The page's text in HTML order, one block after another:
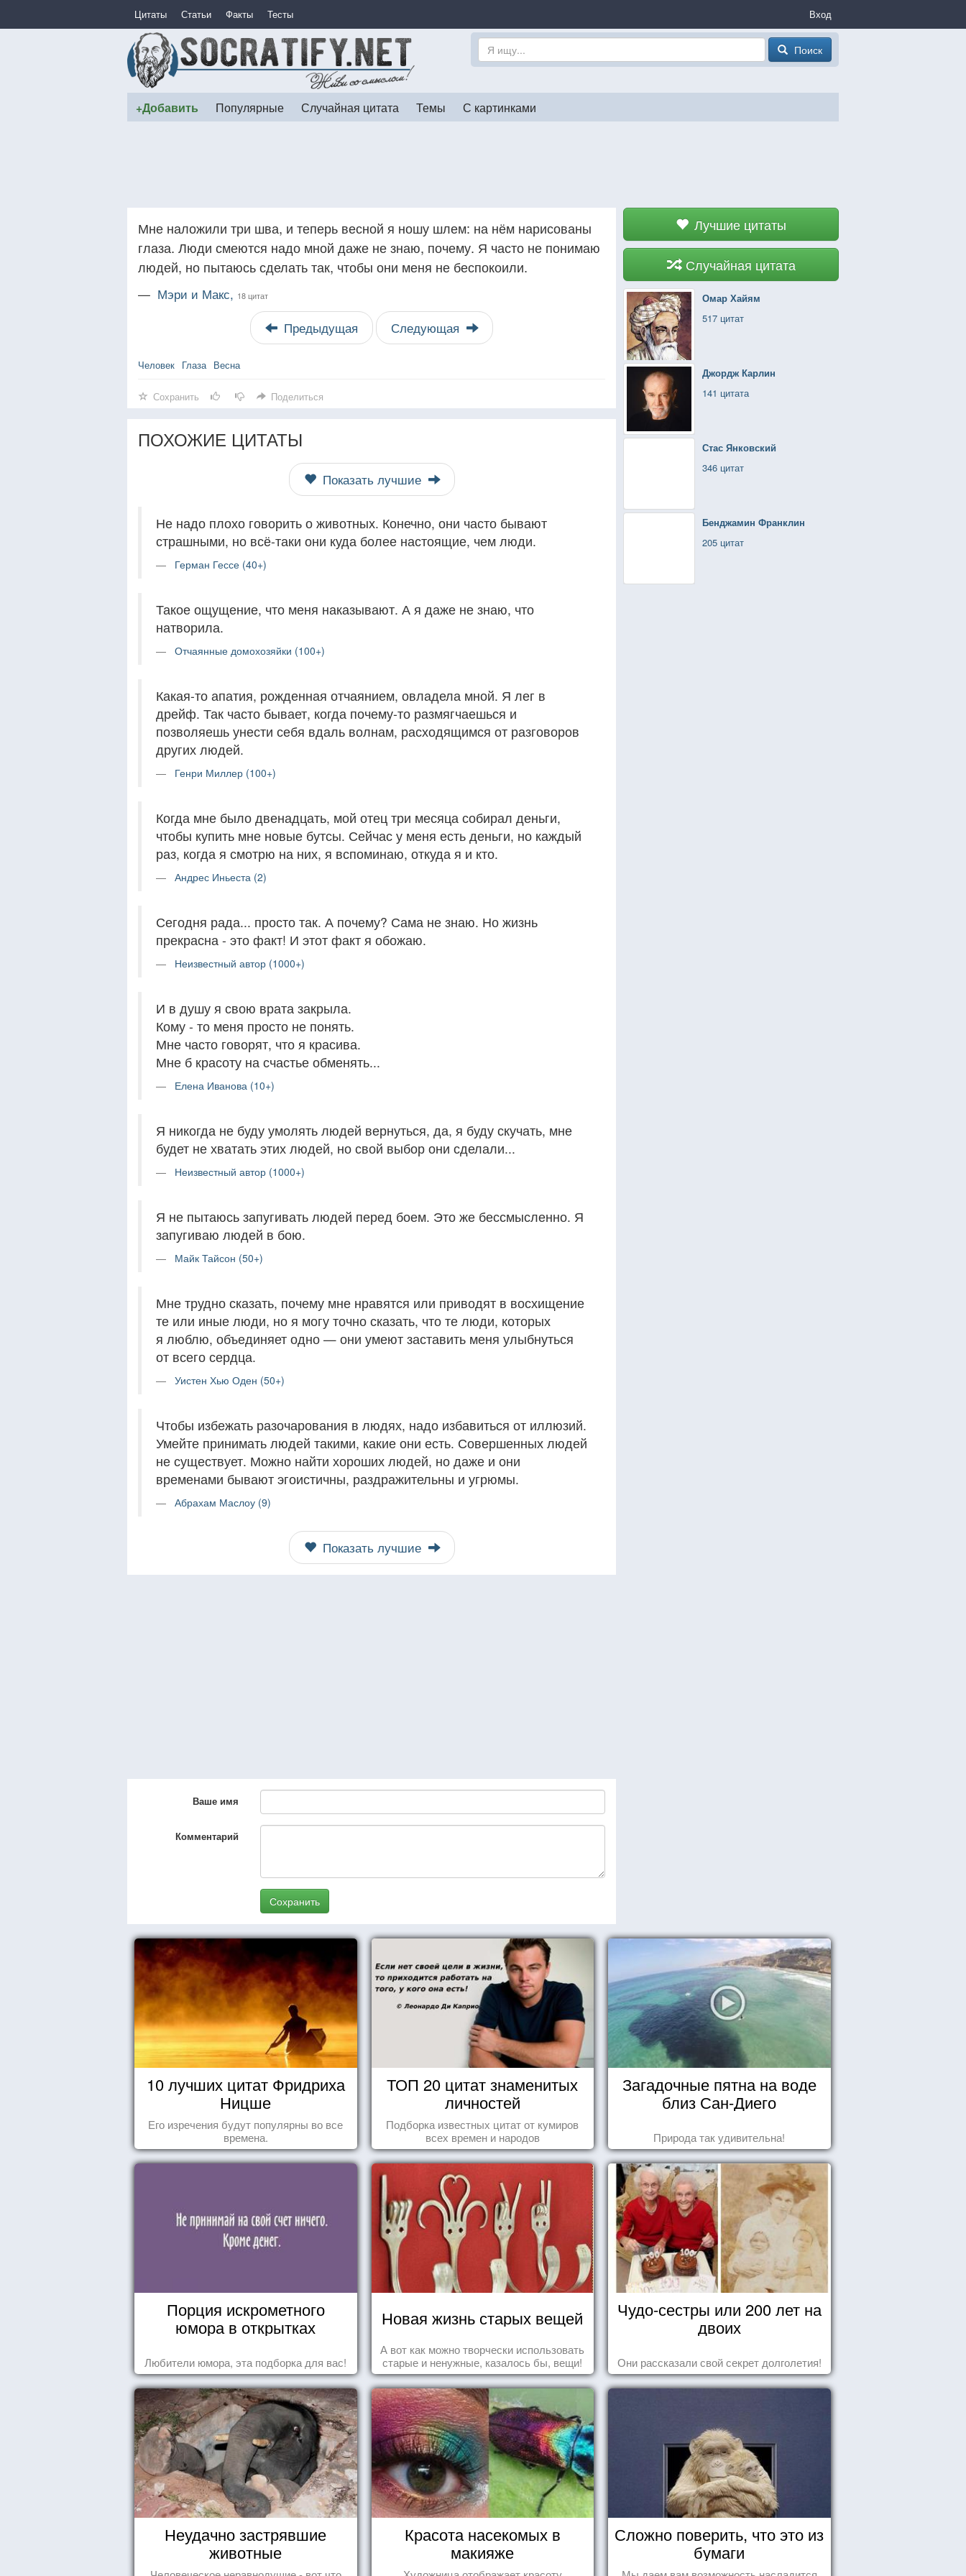
Цитаты Статьи Факты Тесты Вход
Поиск
+Добавить Популярные Случайная цитата Темы С картинками
Лучшие цитаты
Случайная цитата
Омар Хайям
517 цитат
Джордж Карлин
141 цитата
Стас Янковский
346 цитат
Бенджамин Франклин
205 цитат
Мне наложили три шва, и теперь весной я ношу шлем: на нём нарисованы
глаза. Люди смеются надо мной даже не знаю, почему. Я часто не понимаю
людей, но пытаюсь сделать так, чтобы они меня не беспокоили.
— Мэри и Макс, 18 цитат
Предыдущая Следующая
Человек Глаза Весна
Сохранить Поделиться
ПОХОЖИЕ ЦИТАТЫ
Показать лучшие
Не надо плохо говорить о животных. Конечно, они часто бывают
страшными, но всё-таки они куда более настоящие, чем люди.
Герман Гессе (40+)
Такое ощущение, что меня наказывают. А я даже не знаю, что
натворила.
Отчаянные домохозяйки (100+)
Какая-то апатия, рожденная отчаянием, овладела мной. Я лег в
дрейф. Так часто бывает, когда почему-то размягчаешься и
позволяешь унести себя вдаль волнам, расходящимся от разговоров
других людей.
Генри Миллер (100+)
Когда мне было двенадцать, мой отец три месяца собирал деньги,
чтобы купить мне новые бутсы. Сейчас у меня есть деньги, но каждый
раз, когда я смотрю на них, я вспоминаю, откуда я и кто.
Андрес Иньеста (2)
Сегодня рада... просто так. А почему? Сама не знаю. Но жизнь
прекрасна - это факт! И этот факт я обожаю.
Неизвестный автор (1000+)
И в душу я свою врата закрыла.
Кому - то меня просто не понять.
Мне часто говорят, что я красива.
Мне б красоту на счастье обменять...
Елена Иванова (10+)
Я никогда не буду умолять людей вернуться, да, я буду скучать, мне
будет не хватать этих людей, но свой выбор они сделали...
Неизвестный автор (1000+)
Я не пытаюсь запугивать людей перед боем. Это же бессмысленно. Я
запугиваю людей в бою.
Майк Тайсон (50+)
Мне трудно сказать, почему мне нравятся или приводят в восхищение
те или иные люди, но я могу точно сказать, что те люди, которых
я люблю, объединяет одно — они умеют заставить меня улыбнуться
от всего сердца.
Уистен Хью Оден (50+)
Чтобы избежать разочарования в людях, надо избавиться от иллюзий.
Умейте принимать людей такими, какие они есть. Совершенных людей
не существует. Можно найти хороших людей, но даже и они
временами бывают эгоистичны, раздражительны и угрюмы.
Абрахам Маслоу (9)
Показать лучшие
Ваше имя
Комментарий
Сохранить
10 лучших цитат Фридриха
Ницше
Его изречения будут популярны во все
времена.
ТОП 20 цитат знаменитых
личностей
Подборка известных цитат от кумиров
всех времен и народов
Загадочные пятна на воде
близ Сан-Диего
Природа так удивительна!
Порция искрометного
юмора в открытках
Любители юмора, эта подборка для вас!
Новая жизнь старых вещей
А вот как можно творчески использовать
старые и ненужные, казалось бы, вещи!
Чудо-сестры или 200 лет на
двоих
Они рассказали свой секрет долголетия!
Неудачно застрявшие
животные
Красота насекомых в
макияже
Сложно поверить, что это из
бумаги